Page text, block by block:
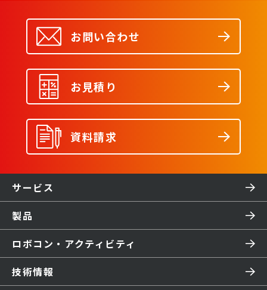
お問い合わせ
お見積り
資料請求
サービス
製品
ロボコン・アクティビティ
技術情報